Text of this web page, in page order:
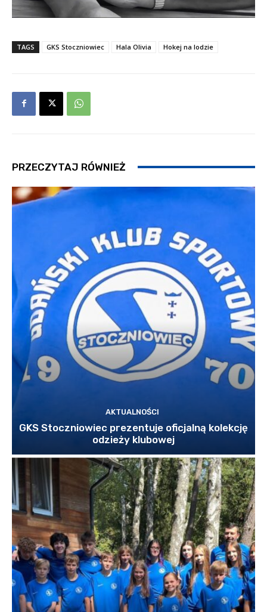
TAGS GKS Stoczniowiec Hala Olivia Hokej na lodzie
PRZECZYTAJ RÓWNIEŻ
AKTUALNOŚCI
GKS Stoczniowiec prezentuje oficjalną kolekcję
odzieży klubowej